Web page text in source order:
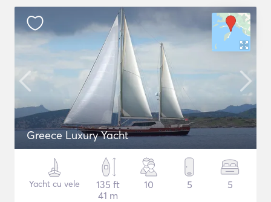
Greece Luxury Yacht
Yacht cu vele
135 ft
41 m
10 5 5